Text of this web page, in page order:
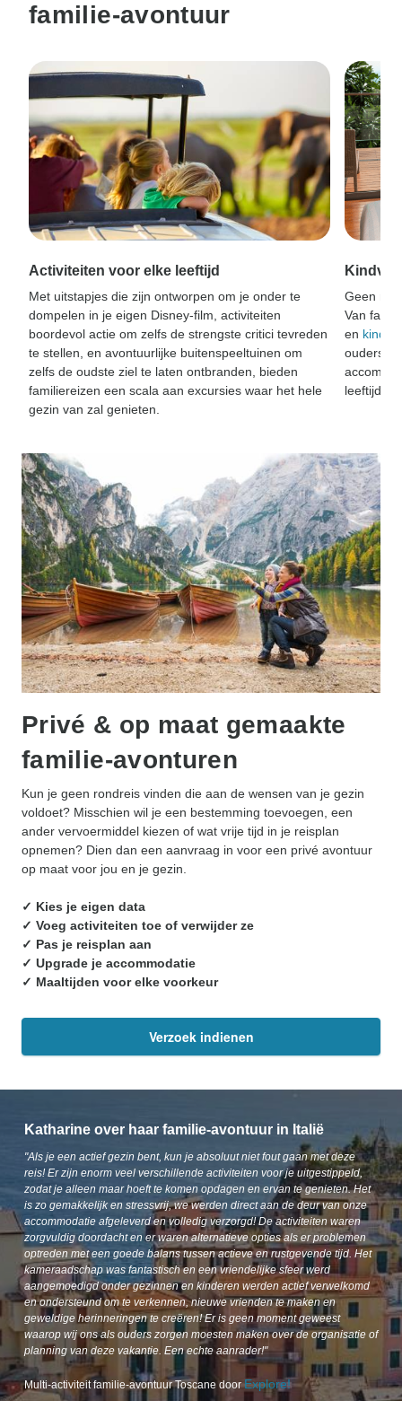
familie-avontuur
Activiteiten voor elke leeftijd
Met uitstapjes die zijn ontworpen om je onder te
dompelen in je eigen Disney-film, activiteiten
boordevol actie om zelfs de strengste critici tevreden
te stellen, en avontuurlijke buitenspeeltuinen om
zelfs de oudste ziel te laten ontbranden, bieden
familiereizen een scala aan excursies waar het hele
gezin van zal genieten.
Geen
Van
en
ouders
leeftijden
Privé & op maat gemaakte
familie-avonturen
Kun je geen rondreis vinden die aan de wensen van je gezin
voldoet? Misschien wil je een bestemming toevoegen, een
ander vervoermiddel kiezen of wat vrije tijd in je reisplan
opnemen? Dien dan een aanvraag in voor een privé avontuur
op maat voor jou en je gezin.
✓ Kies je eigen data
✓ Voeg activiteiten toe of verwijder ze
✓ Pas je reisplan aan
✓ Upgrade je accommodatie
✓ Maaltijden voor elke voorkeur
Verzoek indienen
Katharine over haar familie-avontuur in Italië
"Als je een actief gezin bent, kun je absoluut niet fout gaan met deze
reis! Er zijn enorm veel verschillende activiteiten voor je uitgestippeld,
zodat je alleen maar hoeft te komen opdagen en ervan te genieten. Het
is zo gemakkelijk en stressvrij, we werden direct aan de deur van onze
accommodatie afgeleverd en volledig verzorgd! De activiteiten waren
zorgvuldig doordacht en er waren alternatieve opties als er problemen
optreden met een goede balans tussen actieve en rustgevende tijd. Het
kameraadschap was fantastisch en een vriendelijke sfeer werd
aangemoedigd onder gezinnen en kinderen werden actief verwelkomd
en ondersteund om te verkennen, nieuwe vrienden te maken en
geweldige herinneringen te creëren! Er is geen moment geweest
waarop wij ons als ouders zorgen moesten maken over de organisatie of
planning van deze vakantie. Een echte aanrader!"
Multi-activiteit familie-avontuur Toscane doorExplore!